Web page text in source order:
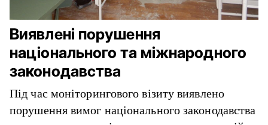
Виявлені порушення
національного та міжнародного
законодавства
Під час моніторингового візиту виявлено
порушення вимог національного законодавства